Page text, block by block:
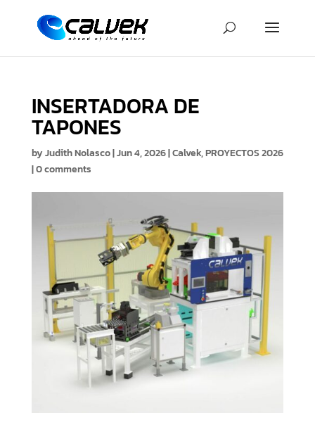
INSERTADORA DE
TAPONES
byJudith Nolasco|Jun 4, 2026|Calvek,PROYECTOS 2026
|0 comments